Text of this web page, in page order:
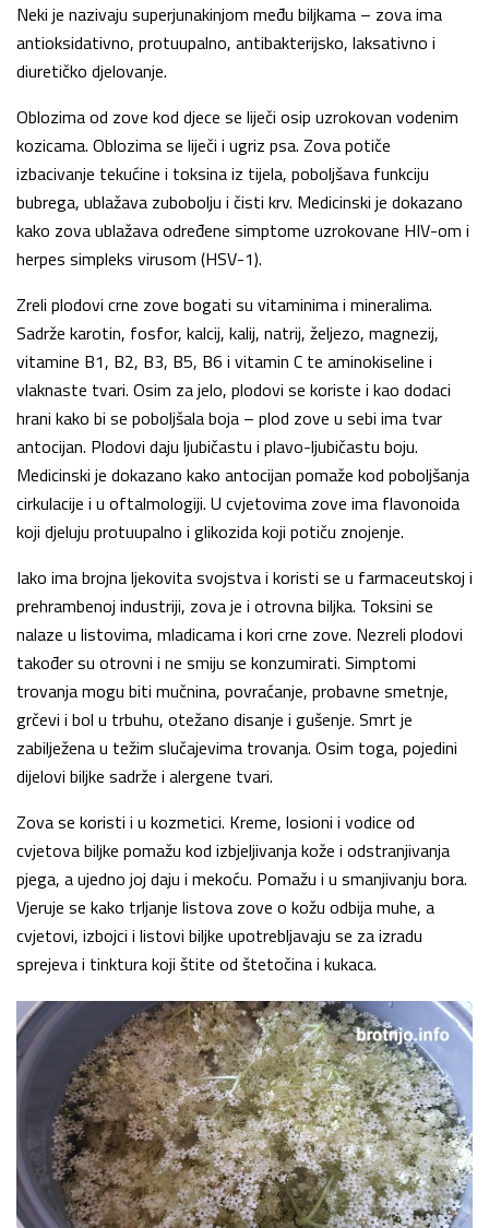
Neki je nazivaju superjunakinjom među biljkama – zova ima
antioksidativno, protuupalno, antibakterijsko, laksativno i
diuretičko djelovanje.
Oblozima od zove kod djece se liječi osip uzrokovan vodenim
kozicama. Oblozima se liječi i ugriz psa. Zova potiče
izbacivanje tekućine i toksina iz tijela, poboljšava funkciju
bubrega, ublažava zubobolju i čisti krv. Medicinski je dokazano
kako zova ublažava određene simptome uzrokovane HIV-om i
herpes simpleks virusom (HSV-1).
Zreli plodovi crne zove bogati su vitaminima i mineralima.
Sadrže karotin, fosfor, kalcij, kalij, natrij, željezo, magnezij,
vitamine B1, B2, B3, B5, B6 i vitamin C te aminokiseline i
vlaknaste tvari. Osim za jelo, plodovi se koriste i kao dodaci
hrani kako bi se poboljšala boja – plod zove u sebi ima tvar
antocijan. Plodovi daju ljubičastu i plavo-ljubičastu boju.
Medicinski je dokazano kako antocijan pomaže kod poboljšanja
cirkulacije i u oftalmologiji. U cvjetovima zove ima flavonoida
koji djeluju protuupalno i glikozida koji potiču znojenje.
Iako ima brojna ljekovita svojstva i koristi se u farmaceutskoj i
prehrambenoj industriji, zova je i otrovna biljka. Toksini se
nalaze u listovima, mladicama i kori crne zove. Nezreli plodovi
također su otrovni i ne smiju se konzumirati. Simptomi
trovanja mogu biti mučnina, povraćanje, probavne smetnje,
grčevi i bol u trbuhu, otežano disanje i gušenje. Smrt je
zabilježena u težim slučajevima trovanja. Osim toga, pojedini
dijelovi biljke sadrže i alergene tvari.
Zova se koristi i u kozmetici. Kreme, losioni i vodice od
cvjetova biljke pomažu kod izbjeljivanja kože i odstranjivanja
pjega, a ujedno joj daju i mekoću. Pomažu i u smanjivanju bora.
Vjeruje se kako trljanje listova zove o kožu odbija muhe, a
cvjetovi, izbojci i listovi biljke upotrebljavaju se za izradu
sprejeva i tinktura koji štite od štetočina i kukaca.